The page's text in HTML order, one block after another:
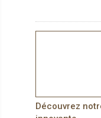
Découvrez